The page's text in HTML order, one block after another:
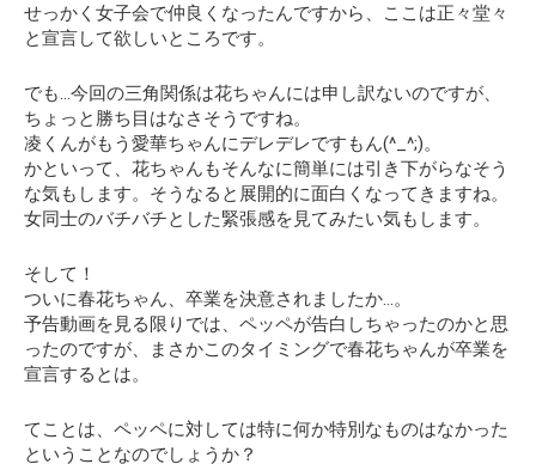
せっかく女子会で仲良くなったんですから、ここは正々堂々
と宣言して欲しいところです。
でも…今回の三角関係は花ちゃんには申し訳ないのですが、
ちょっと勝ち目はなさそうですね。
凌くんがもう愛華ちゃんにデレデレですもん(^_^;)。
かといって、花ちゃんもそんなに簡単には引き下がらなそう
な気もします。そうなると展開的に面白くなってきますね。
女同士のバチバチとした緊張感を見てみたい気もします。
そして！
ついに春花ちゃん、卒業を決意されましたか…。
予告動画を見る限りでは、ペッペが告白しちゃったのかと思
ったのですが、まさかこのタイミングで春花ちゃんが卒業を
宣言するとは。
てことは、ペッペに対しては特に何か特別なものはなかった
ということなのでしょうか？